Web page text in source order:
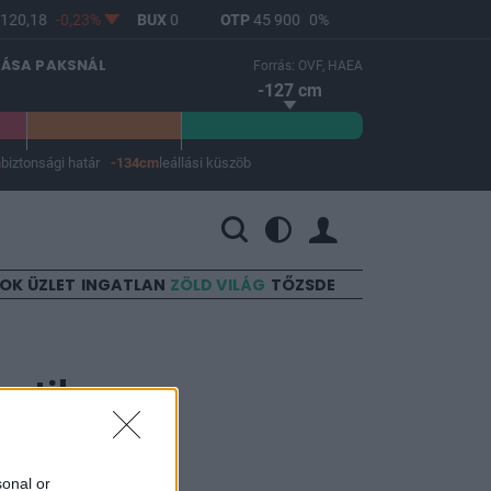
or
-0,23% BUX0 OTP45 900 0%
PAKSNÁL Forrás: OVF, HAEA
-127 cm
biztonsági határ -134cm leállási küszöb
ÜZLET INGATLAN ZÖLD VILÁG TŐZSDE